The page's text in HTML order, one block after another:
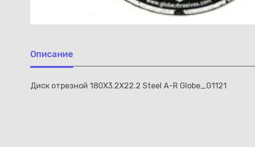
Описание
Диск отрезной 180X3.2X22.2 Steel A-R Globe_G1121